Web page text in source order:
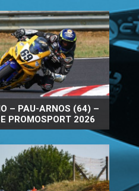
– PAU-ARNOS (64) –
PROMOSPORT 2026